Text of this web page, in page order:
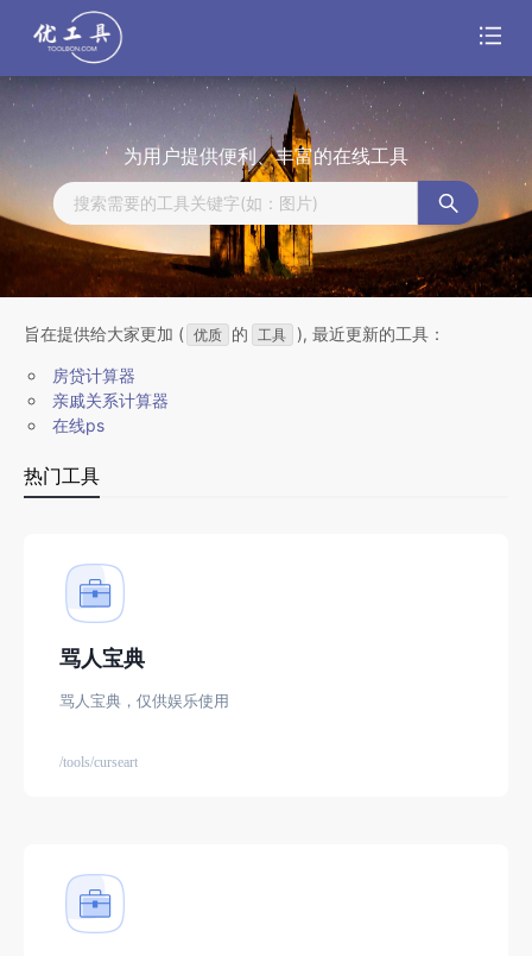
为用户提供便利、丰富的在线工具
百度搜索：搜索关键词
旨在提供给大家更加 ( 优质 的 工具 ), 最近更新的工具：
房贷计算器
亲戚关系计算器
在线ps
热门工具
骂人宝典
骂人宝典，仅供娱乐使用
/tools/curseart